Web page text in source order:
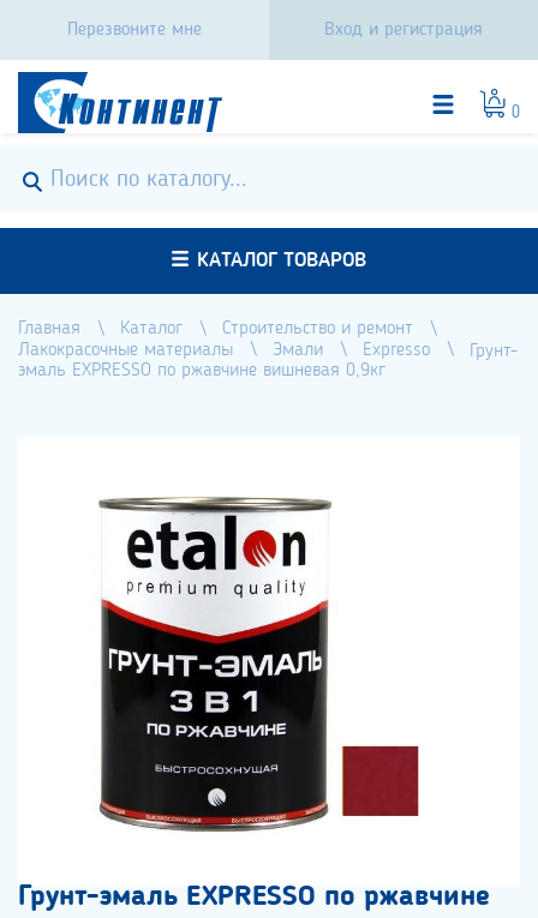
Перезвоните мне Вход и регистрация
0
КАТАЛОГ ТОВАРОВ
Главная Каталог
Строительство и ремонт
Лакокрасочные материалы
Эмали Expresso
Грунт-
эмаль EXPRESSO по ржавчине вишневая 0,9кг
Грунт-эмаль EXPRESSO по ржавчине